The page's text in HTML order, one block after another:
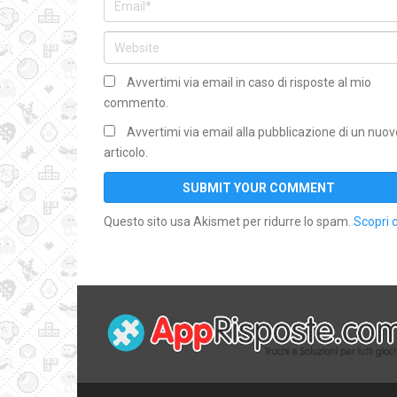
Avvertimi via email in caso di risposte al mio
commento.
Avvertimi via email alla pubblicazione di un
articolo.
Questo sito usa Akismet per ridurre lo spam. Scopri